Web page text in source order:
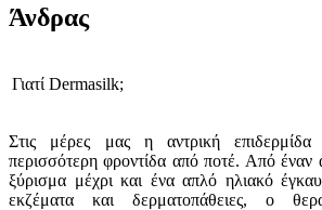
Άνδρας
Γιατί Dermasilk;
Στις μέρες μας η αντρική επιδερμίδα
περισσότερη φροντίδα από ποτέ. Από έναν
ξύρισμα μέχρι και ένα απλό ηλιακό
εκζέματα και δερματοπάθειες, ο